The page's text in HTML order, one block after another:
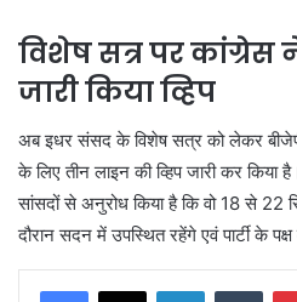
विशेष सत्र पर कांग्रेस
जारी किया व्हिप
अब इधर संसद के विशेष सत्र को लेकर
के लिए तीन लाइन की व्हिप जारी कर
सांसदों से अनुरोध किया है कि वो 18 से
दौरान सदन में उपस्थित रहेंगे एवं पार्टी के
LinkedIn